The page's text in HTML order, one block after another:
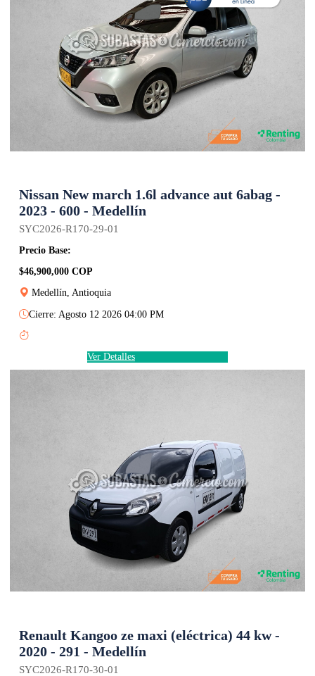
Nissan New march 1.6l advance aut 6abag -
2023 - 600 - Medellín
SYC2026-R170-29-01
Precio Base:
$46,900,000 COP
Medellín, Antioquia
Cierre: Agosto 12 2026 04:00 PM
Ver Detalles
Renault Kangoo ze maxi (eléctrica) 44 kw -
2020 - 291 - Medellín
SYC2026-R170-30-01